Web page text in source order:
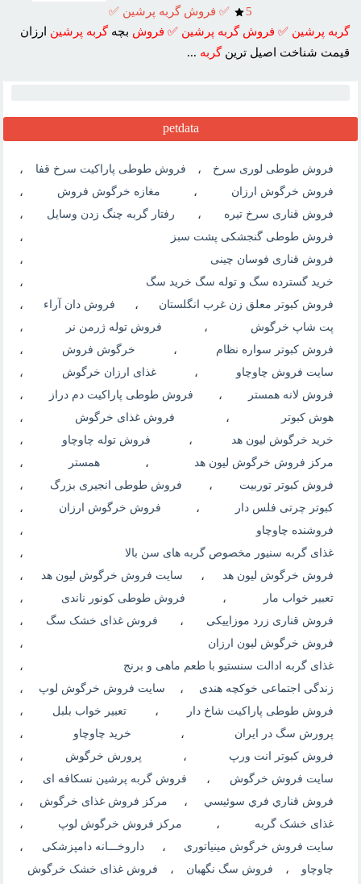
5
✅ فروش گربه پرشين ✅
گربه پرشين ✅ فروش گربه پرشين ✅ فروش بچهگربه پرشين ارزان
قيمت شناخت اصيل ترينگربه ...
petdata
فروش طوطی لوری سرخ ، فروش طوطی پاراکیت سرخ قفا ،
فروش خرگوش ارزان ، مغازه خرگوش فروش ،
فروش قناری سرخ تیره ، رفتار گربه چنگ زدن وسایل ،
فروش طوطی گنجشکی پشت سبز ،
فروش قناری فوسان چینی ،
خرید گسترده سگ و توله سگ خرید سگ ،
فروش کبوتر معلق زن غرب انگلستان ، فروش دان آراء ،
پت شاپ خرگوش ، فروش توله ژرمن نر ،
فروش کبوتر سواره نظام ، خرگوش فروش ،
سایت فروش چاوچاو ، غذای ارزان خرگوش ،
فروش لانه همستر ، فروش طوطی پاراکیت دم دراز ،
هوش کبوتر ، فروش غذای خرگوش ،
خرید خرگوش لیون هد ، فروش توله چاوچاو ،
مرکز فروش خرگوش لیون هد ، همستر ،
فروش کبوتر توربیت ، فروش طوطی انجیری بزرگ ،
کبوتر چرتی فلس دار ، فروش خرگوش ارزان ،
فروشنده چاوچاو ،
غذای گربه سنیور مخصوص گربه های سن بالا ،
فروش خرگوش لیون هد ، سایت فروش خرگوش لیون هد ،
تعبیر خواب مار ، فروش طوطی کونور ناندی ،
فروش قناری زرد موزاییکی ، فروش غذای خشک سگ ،
فروش خرگوش لیون ارزان ،
غذای گربه ادالت سنستیو با طعم ماهی و برنج ،
زندگی اجتماعی خوکچه هندی ، سایت فروش خرگوش لوپ ،
فروش طوطی پاراکیت شاخ دار ، تعبیر خواب بلبل ،
پرورش سگ در ایران ، خرید چاوچاو ،
فروش کبوتر انت ورپ ، پرورش خرگوش ،
سایت فروش خرگوش ، فروش گربه پرشین نسکافه ای ،
فروش قناري فري سوئيسي ، مرکز فروش غذای خرگوش ،
غذای خشک گربه ، مرکز فروش خرگوش لوپ ،
سایت فروش خرگوش مینیاتوری ، داروخـــانه دامپزشکی ،
چاوچاو ، فروش سگ نگهبان ، فروش غذای خشک خرگوش